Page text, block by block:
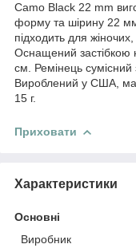
Camo Black 22 mm
форму та шірину 22
підходить для
Оснащений застібкою
см. Ремінець
Вироблений у США,
15 г.
Приховати
Характеристики
Основні
Виробник